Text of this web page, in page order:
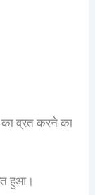
का व्रत करने का
हुआ।